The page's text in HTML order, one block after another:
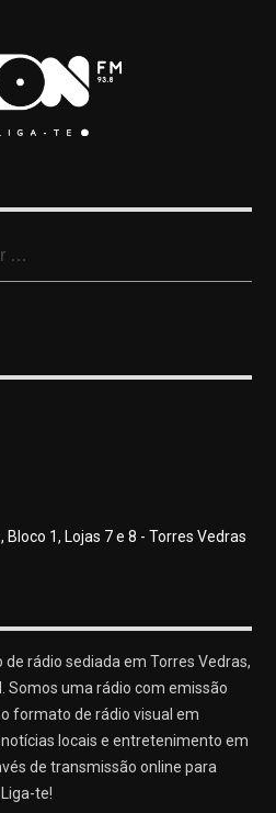
Bloco 1, Lojas 7 e 8 - Torres Vedras
de rádio sediada em Torres Vedras,
Somos uma rádio com emissão
formato de rádio visual em
locais e entretenimento em
de transmissão online para
te!